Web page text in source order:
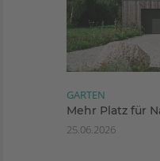
GARTEN
Mehr Platz für
25.06.2026